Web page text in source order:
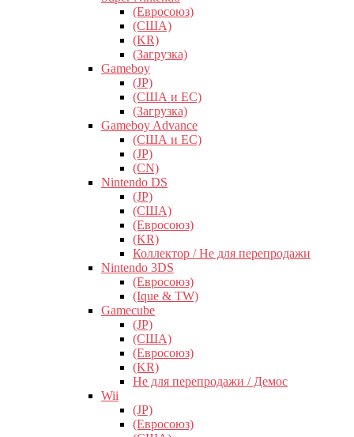
(Евросоюз)
(США)
(KR)
(Загрузка)
Gameboy
(JP)
(США и ЕС)
(Загрузка)
Gameboy Advance
(США и ЕС)
(JP)
(CN)
Nintendo DS
(JP)
(США)
(Евросоюз)
(KR)
Коллектор / Не для перепродажи
Nintendo 3DS
(Евросоюз)
(Ique & TW)
Gamecube
(JP)
(США)
(Евросоюз)
(KR)
Не для перепродажи / Демос
Wii
(JP)
(Евросоюз)